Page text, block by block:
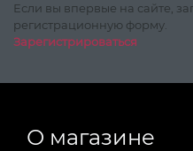
Если вы впервые на сайте,
регистрационную форму.
Зарегистрироваться
О магазине